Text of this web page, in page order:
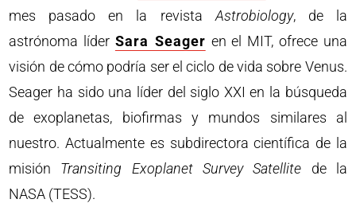
mes pasado en la revista Astrobiology, de la
astrónoma líder Sara Seager en el MIT, ofrece una
visión de cómo podría ser el ciclo de vida sobre Venus.
Seager ha sido una líder del siglo XXI en la búsqueda
de exoplanetas, biofirmas y mundos similares al
nuestro. Actualmente es subdirectora científica de la
misión Transiting Exoplanet Survey Satellite de la
NASA (TESS).